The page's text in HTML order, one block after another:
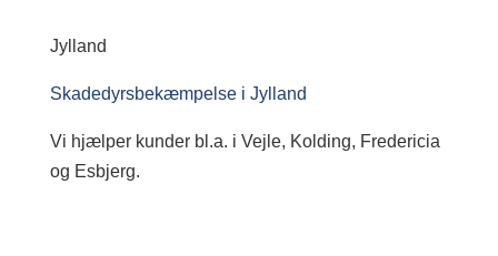
Jylland
Skadedyrsbekæmpelse i Jylland
Vi hjælper kunder bl.a. i Vejle, Kolding, Fredericia
og Esbjerg.